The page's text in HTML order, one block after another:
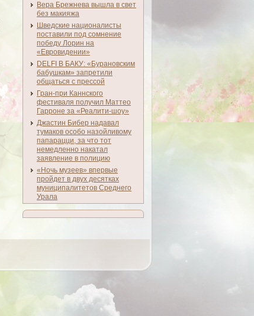
Вера Брежнева вышла в свет
без макияжа
Шведские националисты
поставили под сомнение
победу Лорин на
«Евровидении»
DELFI В БАКУ: «Бурановским
бабушкам» запретили
общаться с прессой
Гран-при Каннского
фестиваля получил Маттео
Гарроне за «Реалити-шоу»
Джастин Бибер надавал
тумаков особо назойливому
папарацци, за что тот
немедленно накатал
заявление в полицию
«Ночь музеев» впервые
пройдет в двух десятках
муниципалитетов Среднего
Урала